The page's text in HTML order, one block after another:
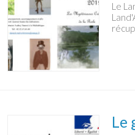
Le
Le